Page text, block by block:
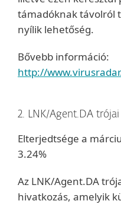
támadóknak távolról
nyílik lehetőség.
Bővebb információ:
http://
2. LNK/Agent.DA trójai
Elterjedtsége a
3.24%
Az LNK/Agent.DA
hivatkozás, amelyik